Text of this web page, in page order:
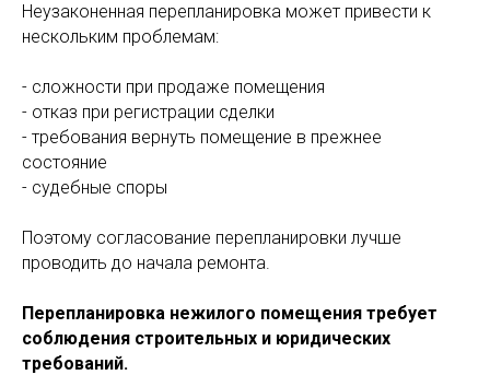
Неузаконенная перепланировка может привести к
нескольким проблемам:
- сложности при продаже помещения
- отказ при регистрации сделки
- требования вернуть помещение в прежнее
состояние
- судебные споры
Поэтому согласование перепланировки лучше
проводить до начала ремонта.
Перепланировка нежилого помещения требует
соблюдения строительных и юридических
требований.